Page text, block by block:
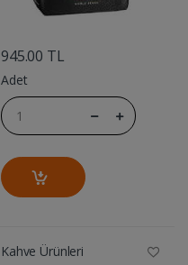
945.00 TL
Adet
Kahve Ürünleri